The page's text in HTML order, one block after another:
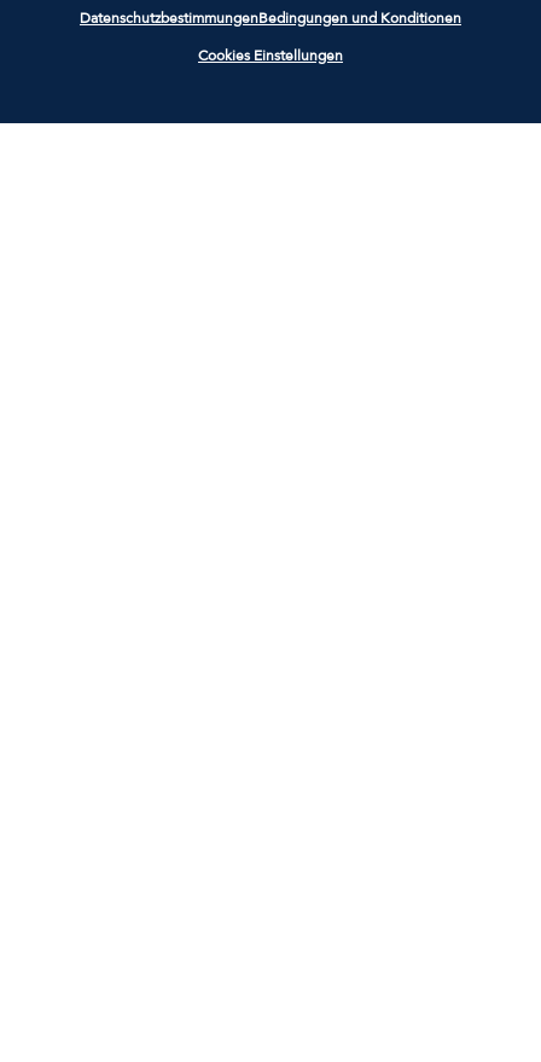
DatenschutzbestimmungenBedingungen und Konditionen
Cookies Einstellungen